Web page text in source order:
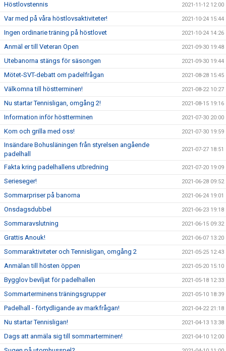
Höstlovstennis 2021-11-12 12:00
Var med på våra höstlovsaktiviteter! 2021-10-24 15:44
Ingen ordinarie träning på höstlovet 2021-10-24 14:26
Anmäl er till Veteran Open 2021-09-30 19:48
Utebanorna stängs för säsongen 2021-09-30 19:44
Mötet-SVT-debatt om padelfrågan 2021-08-28 15:45
Välkomna till höstterminen! 2021-08-22 10:27
Nu startar Tennisligan, omgång 2! 2021-08-15 19:16
Information inför höstterminen 2021-07-30 20:00
Kom och grilla med oss! 2021-07-30 19:59
Insändare Bohusläningen från styrelsen angående
padelhall
2021-07-27 18:51
Fakta kring padelhallens utbredning 2021-07-20 19:09
Serieseger! 2021-06-28 09:52
Sommarpriser på banorna 2021-06-24 19:01
Onsdagsdubbel 2021-06-23 19:18
Sommaravslutning 2021-06-15 09:32
Grattis Anouk! 2021-06-07 13:20
Sommaraktiviteter och Tennisligan, omgång 2 2021-05-25 12:43
Anmälan till hösten öppen 2021-05-20 15:10
Bygglov beviljat för padelhallen 2021-05-18 12:33
Sommarterminens träningsgrupper 2021-05-10 18:39
Padelhall - förtydligande av markfrågan! 2021-04-22 21:18
Nu startar Tennisligan! 2021-04-13 13:38
Dags att anmäla sig till sommarterminen! 2021-04-10 12:00